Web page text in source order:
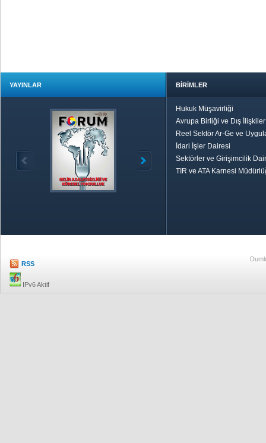
YAYINLAR BİRİMLER
Hukuk Müşavirliği
Avrupa Birliği ve Dış
Reel Sektör Ar-Ge ve
İdari İşler Dairesi
Sektörler ve Girişimcilik
TIR ve ATA Karnesi
RSS
IPv6 Aktif